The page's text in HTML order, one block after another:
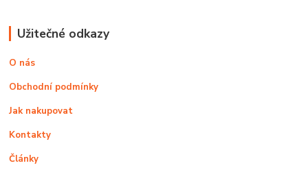
Užitečné odkazy
O nás
Obchodní podmínky
Jak nakupovat
Kontakty
Články